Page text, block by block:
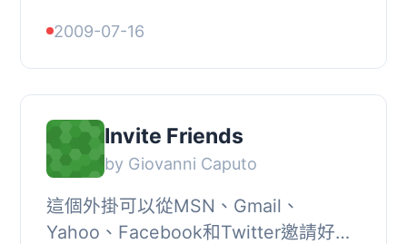
訊。, 這個外掛可以讓您上傳包含名
稱、電子郵件和...
2009-07-16
Invite Friends
by Giovanni Caputo
這個外掛可以從MSN、Gmail、
Yahoo、Facebook和Twitter邀請好友